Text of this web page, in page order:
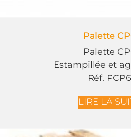
Palette
Palette
Estampillée et
Réf. PCP6
LIRE LA